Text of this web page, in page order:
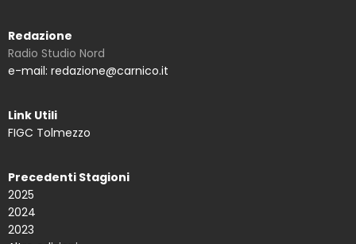
Redazione
Radio Studio Nord
e-mail: redazione@carnico.it
Link Utili
FIGC Tolmezzo
Precedenti Stagioni
2025
2024
2023